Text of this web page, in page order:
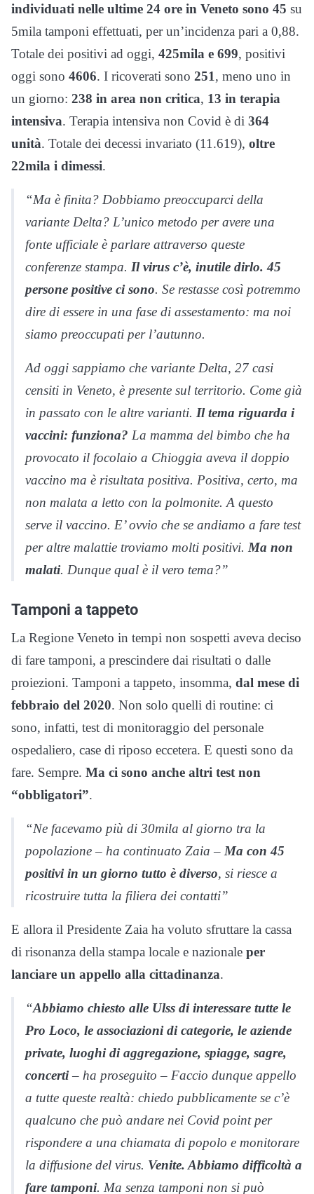
individuati nelle ultime 24 ore in Veneto sono 45 su
5mila tamponi effettuati, per un’incidenza pari a 0,88.
Totale dei positivi ad oggi, 425mila e 699, positivi
oggi sono 4606. I ricoverati sono 251, meno uno in
un giorno: 238 in area non critica, 13 in terapia
intensiva. Terapia intensiva non Covid è di 364
unità. Totale dei decessi invariato (11.619), oltre
22mila i dimessi.
“Ma è finita? Dobbiamo preoccuparci della
variante Delta? L’unico metodo per avere una
fonte ufficiale è parlare attraverso queste
conferenze stampa. Il virus c’è, inutile dirlo. 45
persone positive ci sono. Se restasse così potremmo
dire di essere in una fase di assestamento: ma noi
siamo preoccupati per l’autunno.
Ad oggi sappiamo che variante Delta, 27 casi
censiti in Veneto, è presente sul territorio. Come già
in passato con le altre varianti. Il tema riguarda i
vaccini: funziona? La mamma del bimbo che ha
provocato il focolaio a Chioggia aveva il doppio
vaccino ma è risultata positiva. Positiva, certo, ma
non malata a letto con la polmonite. A questo
serve il vaccino. E’ ovvio che se andiamo a fare test
per altre malattie troviamo molti positivi. Ma non
malati. Dunque qual è il vero tema?”
Tamponi a tappeto
La Regione Veneto in tempi non sospetti aveva deciso
di fare tamponi, a prescindere dai risultati o dalle
proiezioni. Tamponi a tappeto, insomma, dal mese di
febbraio del 2020. Non solo quelli di routine: ci
sono, infatti, test di monitoraggio del personale
ospedaliero, case di riposo eccetera. E questi sono da
fare. Sempre. Ma ci sono anche altri test non
“obbligatori”.
“Ne facevamo più di 30mila al giorno tra la
popolazione – ha continuato Zaia – Ma con 45
positivi in un giorno tutto è diverso, si riesce a
ricostruire tutta la filiera dei contatti”
E allora il Presidente Zaia ha voluto sfruttare la cassa
di risonanza della stampa locale e nazionale per
lanciare un appello alla cittadinanza.
“Abbiamo chiesto alle Ulss di interessare tutte le
Pro Loco, le associazioni di categorie, le aziende
private, luoghi di aggregazione, spiagge, sagre,
concerti– ha proseguito – Faccio dunque appello
a tutte queste realtà: chiedo pubblicamente se c’è
qualcuno che può andare nei Covid point per
rispondere a una chiamata di popolo e monitorare
la diffusione del virus. Venite. Abbiamo difficoltà a
fare tamponi. Ma senza tamponi non si può